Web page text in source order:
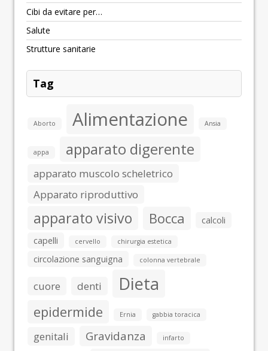
Cibi da evitare per…
Salute
Strutture sanitarie
Tag
Aborto Alimentazione Ansia
appa apparato digerente
apparato muscolo scheletrico
Apparato riproduttivo
apparato visivo Bocca
calcoli
capelli
cervello chirurgia estetica
circolazione sanguigna colonna vertebrale
cuore denti Dieta
epidermide Ernia gabbia toracica
genitali Gravidanza infarto